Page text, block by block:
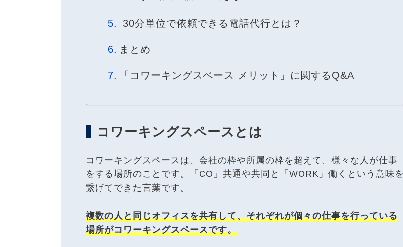
30分単位で依頼できる電話代行とは？
まとめ
「コワーキングスペース メリット」に関するQ&A
コワーキングスペースとは
コワーキングスペースは、会社の枠や所属の枠を超えて、様々な人が仕事
をする場所のことです。「CO」共通や共同と「WORK」働くという意味を
繋げてできた言葉です。
複数の人と同じオフィスを共有して、それぞれが個々の仕事を行っている
場所がコワーキングスペースです。